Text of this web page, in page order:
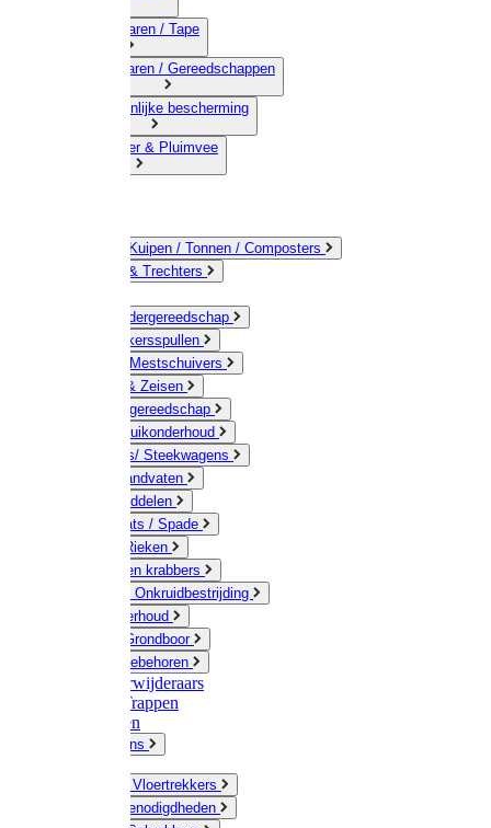
09) Touwwaren / Tape
10) IJzerwaren / Gereedschappen
11) Persoonlijke bescherming
12) Kleindier & Pluimvee
Emmers / Kuipen / Tonnen / Composters
Jerrycans & Trechters
Hand-/ Kindergereedschap
Stratenmakersspullen
Sneeuw- / Mestschuivers
Baggeren & Zeisen
Elektrisch gereedschap
Boom / Struikonderhoud
Kruiwagens/ Steekwagens
Stelen / Handvaten
Tuinhulpmiddelen
Schop / Bats / Spade
Vorken & Rieken
Cultivator en krabbers
Schoffels / Onkruidbestrijding
Gazononderhoud
Hamers / Grondboor
Sledes / toebehoren
Onkruidverwijderaars
Ladders / Trappen
Werkbanken
Betonmolens
Bezems & Vloertrekkers
Schildersbenodigdheden